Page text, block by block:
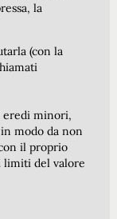
la
(con la
eredi minori,
modo da non
il proprio
limiti del valore